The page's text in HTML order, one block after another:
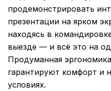
продемонстрировать
презентации на ярком
находясь в
выезде — и всё это на
Продуманная
гарантируют комфорт и
условиях.